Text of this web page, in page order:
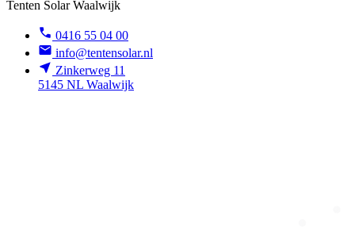
Tenten Solar Waalwijk
0416 55 04 00
info@tentensolar.nl
Zinkerweg 11
5145 NL Waalwijk